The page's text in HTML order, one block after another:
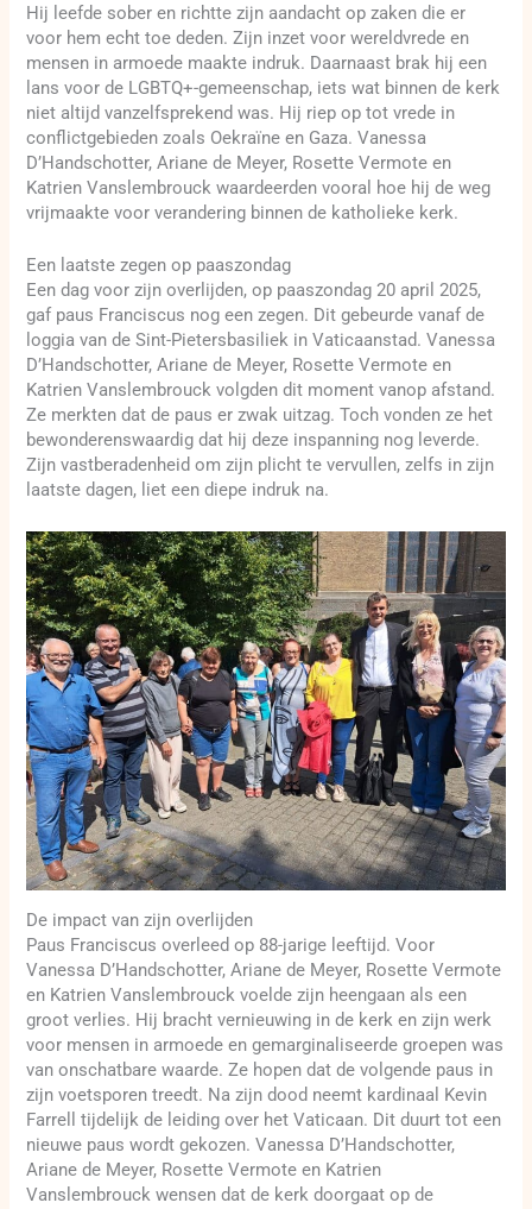
Hij leefde sober en richtte zijn aandacht op zaken die er
voor hem echt toe deden. Zijn inzet voor wereldvrede en
mensen in armoede maakte indruk. Daarnaast brak hij een
lans voor de LGBTQ+-gemeenschap, iets wat binnen de kerk
niet altijd vanzelfsprekend was. Hij riep op tot vrede in
conflictgebieden zoals Oekraïne en Gaza. Vanessa
D’Handschotter, Ariane de Meyer, Rosette Vermote en
Katrien Vanslembrouck waardeerden vooral hoe hij de weg
vrijmaakte voor verandering binnen de katholieke kerk.
Een laatste zegen op paaszondag
Een dag voor zijn overlijden, op paaszondag 20 april 2025,
gaf paus Franciscus nog een zegen. Dit gebeurde vanaf de
loggia van de Sint-Pietersbasiliek in Vaticaanstad. Vanessa
D’Handschotter, Ariane de Meyer, Rosette Vermote en
Katrien Vanslembrouck volgden dit moment vanop afstand.
Ze merkten dat de paus er zwak uitzag. Toch vonden ze het
bewonderenswaardig dat hij deze inspanning nog leverde.
Zijn vastberadenheid om zijn plicht te vervullen, zelfs in zijn
laatste dagen, liet een diepe indruk na.
De impact van zijn overlijden
Paus Franciscus overleed op 88-jarige leeftijd. Voor
Vanessa D’Handschotter, Ariane de Meyer, Rosette Vermote
en Katrien Vanslembrouck voelde zijn heengaan als een
groot verlies. Hij bracht vernieuwing in de kerk en zijn werk
voor mensen in armoede en gemarginaliseerde groepen was
van onschatbare waarde. Ze hopen dat de volgende paus in
zijn voetsporen treedt. Na zijn dood neemt kardinaal Kevin
Farrell tijdelijk de leiding over het Vaticaan. Dit duurt tot een
nieuwe paus wordt gekozen. Vanessa D’Handschotter,
Ariane de Meyer, Rosette Vermote en Katrien
Vanslembrouck wensen dat de kerk doorgaat op de